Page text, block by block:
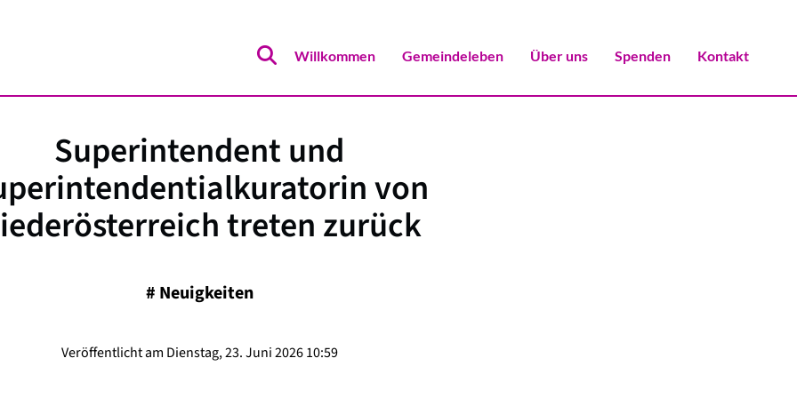
Willkommen Gemeindeleben Über uns Spenden Kontakt
Superintendent und
von
treten zurück
# Neuigkeiten
Veröffentlicht am Dienstag, 23. Juni 2026 10:59